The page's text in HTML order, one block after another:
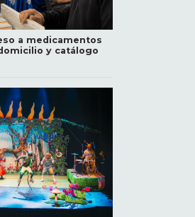
a medicamentos
y catálogo